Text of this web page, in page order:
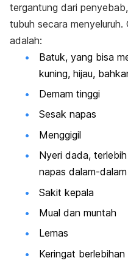
tergantung dari
tubuh secara menyeluruh.
adalah:
Batuk, yang bisa
kuning, hijau,
Demam tinggi
Sesak napas
Menggigil
Nyeri dada,
napas dalam-dalam
Sakit kepala
Mual dan muntah
Lemas
Keringat berlebihan